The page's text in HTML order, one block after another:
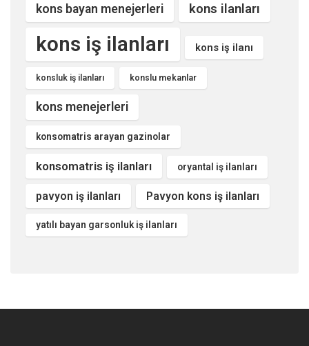
kons bayan menejerleri kons ilanları
kons iş ilanları kons iş ilanı
konsluk iş ilanları konslu mekanlar
kons menejerleri
konsomatris arayan gazinolar
konsomatris iş ilanları oryantal iş ilanları
pavyon iş ilanları Pavyon kons iş ilanları
yatılı bayan garsonluk iş ilanları